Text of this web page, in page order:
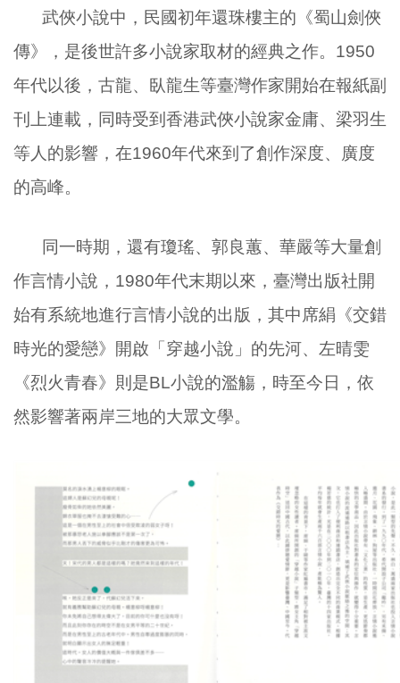
武俠小說中，民國初年還珠樓主的《蜀山劍俠
傳》，是後世許多小說家取材的經典之作。 1950
年代以後，古龍、臥龍生等臺灣作家開始在報紙副
刊上連載，同時受到香港武俠小說家金庸、梁羽生
等人的影響，在1960年代來到了創作深度、廣度
的高峰。
同一時期，還有瓊瑤、郭良蕙、華嚴等大量創
作言情小說， 1980年代末期以來，臺灣出版社開
始有系統地進行言情小說的出版，其中席絹《交錯
時光的愛戀》開啟「穿越小說」的先河、左晴雯
《烈火青春》則是BL小說的濫觴，時至今日，依
然影響著兩岸三地的大眾文學。